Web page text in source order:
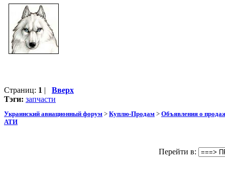
Страниц: 1 | Вверх
Тэги: запчасти
Украинский авиационный форум > Куплю-Продам > Объявления о
АТИ
Перейти в: